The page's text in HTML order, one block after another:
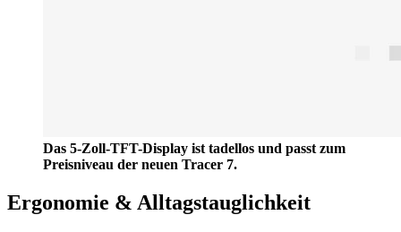
Das 5-Zoll-TFT-Display ist tadellos und passt zum
Preisniveau der neuen Tracer 7.
Ergonomie & Alltagstauglichkeit